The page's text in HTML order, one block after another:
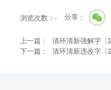
浏览次数： - 分享：
上一篇：
清环清新强解字
下一篇：
清环清新违改字〔